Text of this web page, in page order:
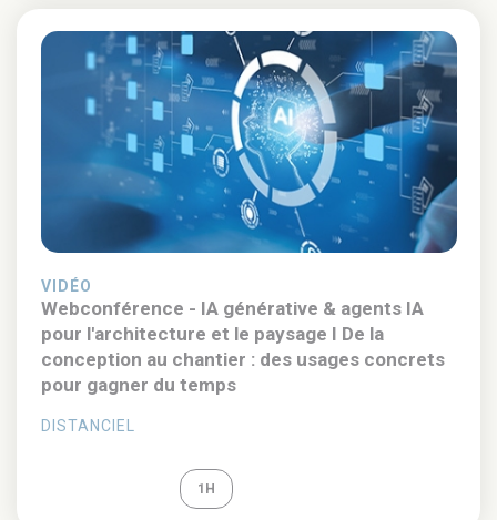
VIDÉO
Webconférence - IA générative & agents IA
pour l'architecture et le paysage I De la
conception au chantier : des usages concrets
pour gagner du temps
DISTANCIEL
1H